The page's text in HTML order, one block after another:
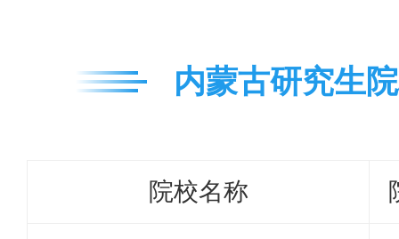
内蒙古研究生
院校名称